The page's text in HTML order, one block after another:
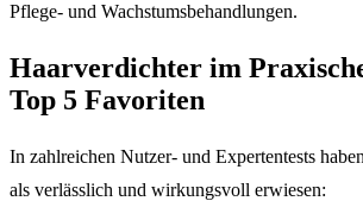
Pflege- und Wachstumsbehandlungen.
Haarverdichter im
Top 5 Favoriten
In zahlreichen Nutzer- und Expertentests
als verlässlich und wirkungsvoll erwiesen: